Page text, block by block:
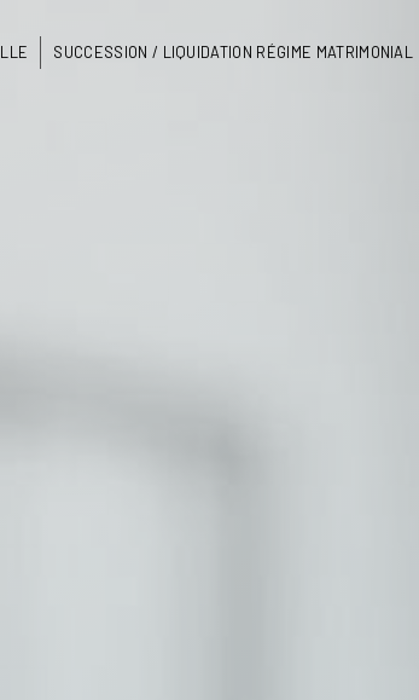
SUCCESSION / LIQUIDATION RÉGIME MATRIMONIAL